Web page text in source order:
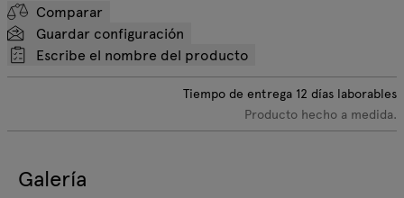
Comparar
Guardar configuración
Escribe el nombre del producto
Tiempo de entrega 12 días laborables
Producto hecho a medida.
Galería